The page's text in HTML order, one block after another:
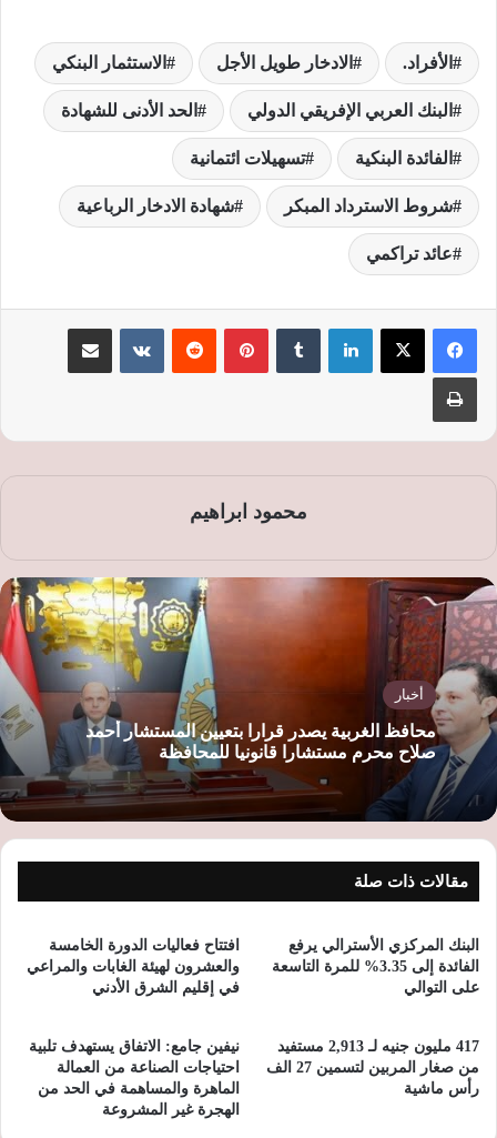
الأفراد. الادخار طويل الأجل الاستثمار البنكي
البنك العربي الإفريقي الدولي الحد الأدنى للشهادة
الفائدة البنكية تسهيلات ائتمانية
شروط الاسترداد المبكر شهادة الادخار الرباعية
عائد تراكمي
لينكدإن بينتيريست
محمود ابراهيم
أخبار
محافظ الغربية يصدر قرارا بتعيين المستشار أحمد
صلاح محرم مستشارا قانونيا للمحافظة
مقالات ذات صلة
البنك المركزي الأسترالي يرفع
الفائدة إلى 3.35% للمرة التاسعة
على التوالي
افتتاح فعاليات الدورة الخامسة
والعشرون لهيئة الغابات والمراعي
في إقليم الشرق الأدني
417 مليون جنيه لـ 2,913 مستفيد
من صغار المربين لتسمين 27 الف
رأس ماشية
نيفين جامع: الاتفاق يستهدف تلبية
احتياجات الصناعة من العمالة
الماهرة والمساهمة في الحد من
الهجرة غير المشروعة